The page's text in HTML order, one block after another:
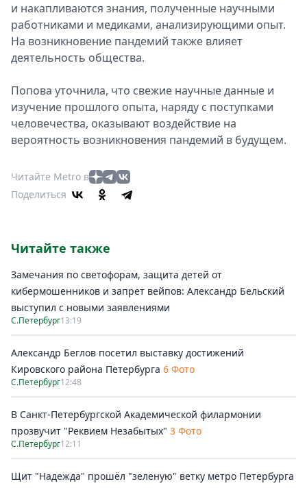
и накапливаются знания, полученные научными
работниками и медиками, анализирующими опыт.
На возникновение пандемий также влияет
деятельность общества.
Попова уточнила, что свежие научные данные и
изучение прошлого опыта, наряду с поступками
человечества, оказывают воздействие на
вероятность возникновения пандемий в будущем.
Читайте Metro в
Поделиться
Читайте также
Замечания по светофорам, защита детей от
кибермошенников и запрет вейпов: Александр Бельский
выступил с новыми заявлениями
С.Петербург13:19
Александр Беглов посетил выставку достижений
Кировского района Петербурга 6 Фото
С.Петербург12:48
В Санкт-Петербургской Академической филармонии
прозвучит "Реквием Незабытых" 3 Фото
С.Петербург12:11
Щит "Надежда" прошёл "зеленую" ветку метро Петербурга